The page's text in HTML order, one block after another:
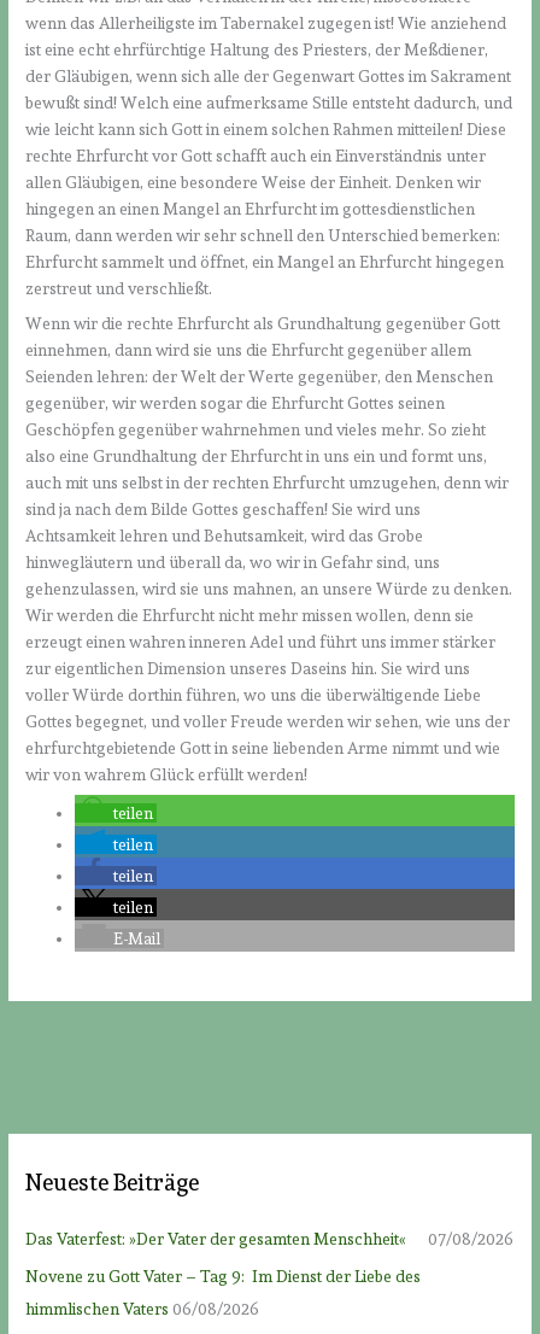
wenn das Allerheiligste im Tabernakel zugegen ist! Wie anziehend
ist eine echt ehrfürchtige Haltung des Priesters, der Meßdiener,
der Gläubigen, wenn sich alle der Gegenwart Gottes im Sakrament
bewußt sind! Welch eine aufmerksame Stille entsteht dadurch, und
wie leicht kann sich Gott in einem solchen Rahmen mitteilen! Diese
rechte Ehrfurcht vor Gott schafft auch ein Einverständnis unter
allen Gläubigen, eine besondere Weise der Einheit. Denken wir
hingegen an einen Mangel an Ehrfurcht im gottesdienstlichen
Raum, dann werden wir sehr schnell den Unterschied bemerken:
Ehrfurcht sammelt und öffnet, ein Mangel an Ehrfurcht hingegen
zerstreut und verschließt.
Wenn wir die rechte Ehrfurcht als Grundhaltung gegenüber Gott
einnehmen, dann wird sie uns die Ehrfurcht gegenüber allem
Seienden lehren: der Welt der Werte gegenüber, den Menschen
gegenüber, wir werden sogar die Ehrfurcht Gottes seinen
Geschöpfen gegenüber wahrnehmen und vieles mehr. So zieht
also eine Grundhaltung der Ehrfurcht in uns ein und formt uns,
auch mit uns selbst in der rechten Ehrfurcht umzugehen, denn wir
sind ja nach dem Bilde Gottes geschaffen! Sie wird uns
Achtsamkeit lehren und Behutsamkeit, wird das Grobe
hinwegläutern und überall da, wo wir in Gefahr sind, uns
gehenzulassen, wird sie uns mahnen, an unsere Würde zu denken.
Wir werden die Ehrfurcht nicht mehr missen wollen, denn sie
erzeugt einen wahren inneren Adel und führt uns immer stärker
zur eigentlichen Dimension unseres Daseins hin. Sie wird uns
voller Würde dorthin führen, wo uns die überwältigende Liebe
Gottes begegnet, und voller Freude werden wir sehen, wie uns der
ehrfurchtgebietende Gott in seine liebenden Arme nimmt und wie
wir von wahrem Glück erfüllt werden!
teilen
teilen
teilen
teilen
E-Mail
Neueste Beiträge
Das Vaterfest: »Der Vater der gesamten Menschheit«
07/08/2026
Novene zu Gott Vater – Tag 9: Im Dienst der Liebe des
himmlischen Vaters 06/08/2026